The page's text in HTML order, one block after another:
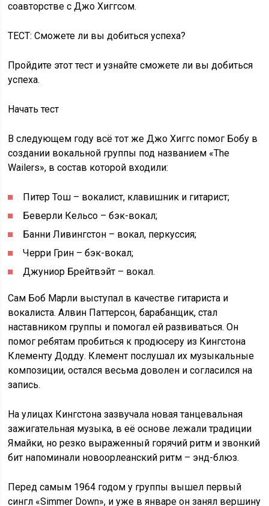
соавторстве с Джо Хиггсом.
ТЕСТ: Сможете ли вы добиться успеха?
Пройдите этот тест и узнайте сможете ли вы добиться
успеха.
Начать тест
В следующем году всё тот же Джо Хиггс помог Бобу в
создании вокальной группы под названием «The
Wailers», в состав которой входили:
Питер Тош – вокалист, клавишник и гитарист;
Беверли Кельсо – бэк-вокал;
Банни Ливингстон – вокал, перкуссия;
Черри Грин – бэк-вокал;
Джуниор Брейтвэйт – вокал.
Сам Боб Марли выступал в качестве гитариста и
вокалиста. Алвин Паттерсон, барабанщик, стал
наставником группы и помогал ей развиваться. Он
помог ребятам пробиться к продюсеру из Кингстона
Клементу Додду. Клемент послушал их музыкальные
композиции, остался весьма доволен и согласился на
запись.
На улицах Кингстона зазвучала новая танцевальная
зажигательная музыка, в её основе лежали традиции
Ямайки, но резко выраженный горячий ритм и звонкий
бит напоминали новоорлеанский ритм – энд-блюз.
Перед самым 1964 годом у группы вышел первый
сингл «Simmer Down», и уже в январе он занял вершину